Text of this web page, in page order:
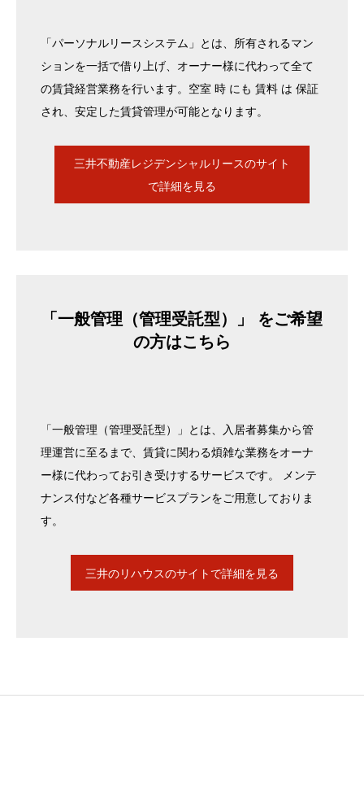
「パーソナルリースシステム」とは、所有されるマン
ションを一括で借り上げ、オーナー様に代わって全て
の賃貸経営業務を行います。空室 時 にも 賃料 は 保証
され、安定した賃貸管理が可能となります。
三井不動産レジデンシャルリースのサイト
で詳細を見る
「一般管理（管理受託型）」 をご希望
の方はこちら
「一般管理（管理受託型）」とは、入居者募集から管
理運営に至るまで、賃貸に関わる煩雑な業務をオーナ
ー様に代わってお引き受けするサービスです。 メンテ
ナンス付など各種サービスプランをご用意しておりま
す。
三井のリハウスのサイトで詳細を見る